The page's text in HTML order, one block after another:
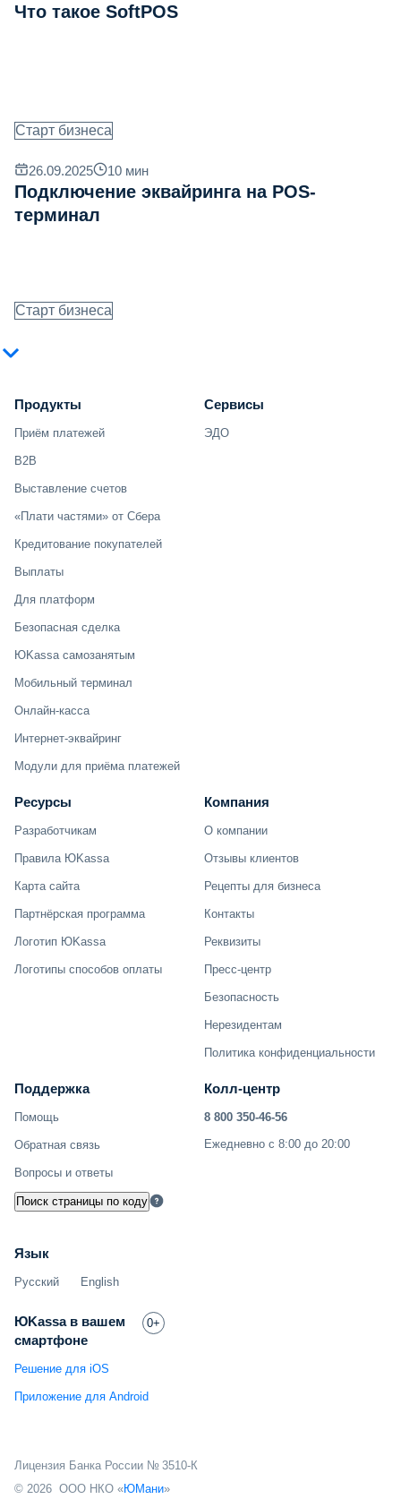
Что такое SoftPOS
Старт бизнеса
26.09.2025 10 мин
Подключение эквайринга на POS-
терминал
Старт бизнеса
Продукты
Приём платежей
B2B
Выставление счетов
«Плати частями» от Сбера
Кредитование покупателей
Выплаты
Для платформ
Безопасная сделка
ЮKassa самозанятым
Мобильный терминал
Онлайн-касса
Интернет-эквайринг
Модули для приёма платежей
Сервисы
ЭДО
Ресурсы
Разработчикам
Правила ЮKassa
Карта сайта
Партнёрская программа
Логотип ЮKassa
Логотипы способов оплаты
Компания
О компании
Отзывы клиентов
Рецепты для бизнеса
Контакты
Реквизиты
Пресс-центр
Безопасность
Нерезидентам
Политика конфиденциальности
Поддержка
Помощь
Обратная связь
Вопросы и ответы
Поиск страницы по коду
Колл-центр
8 800 350-46-56
Ежедневно с 8:00 до 20:00
Язык
Русский English
ЮKassa в вашем
смартфоне
0+
Решение для iOS
Приложение для Android
Лицензия Банка России № 3510-К
© 2026 ООО НКО «ЮМани»